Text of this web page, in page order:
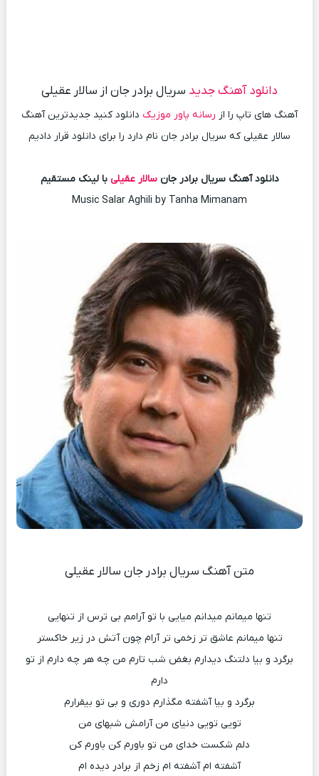
دانلود آهنگ جدید سریال برادر جان از سالار عقیلی
آهنگ های تاپ را از رسانه پاور موزیک دانلود کنید جدیدترین آهنگ
سالار عقیلی که سریال برادر جان نام دارد را برای دانلود قرار دادیم
دانلود آهنگ سریال برادر جانسالار عقیلی با لینک مستقیم
Music Salar Aghili by Tanha Mimanam
متن آهنگ سریال برادر جان سالار عقیلی
تنها میمانم میدانم میایی با تو آرامم بی ترس از تنهایی
تنها میمانم عاشق تر زخمی تر آرام چون آتش در زیر خاکستر
برگرد و بیا دلتنگ دیدارم بغض شب تارم من چه هر چه دارم از تو
دارم
برگرد و بیا آشفته مگذارم دوری و بی تو بیقرارم
تویی تویی دنیای من آرامش شبهای من
دلم شکست خدای من تو باورم کن باورم کن
آشفته ام آشفته ام زخم از برادر دیده ام